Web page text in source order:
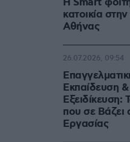
κατοικία
Αθήνας
Εκπαίδευση &
Εξειδίκευση:
που σε Bάζει
Eργασίας
26.07.2026, 09:54